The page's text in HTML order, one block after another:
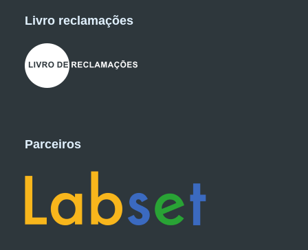
Livro reclamações
Parceiros